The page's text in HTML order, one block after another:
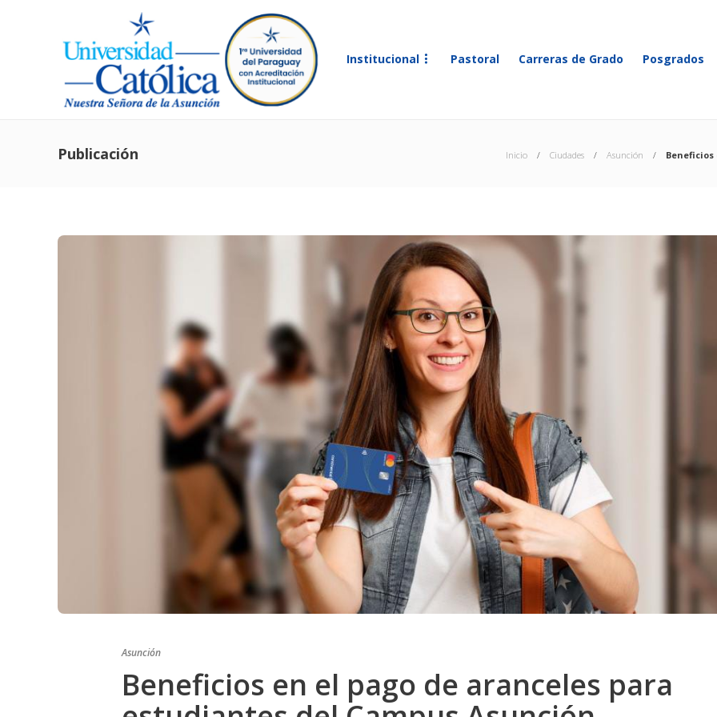
Institucional Pastoral Carreras de Grado Posgrados
Publicación Inicio Ciudades Asunción
Asunción
Beneficios en el pago de aranceles para